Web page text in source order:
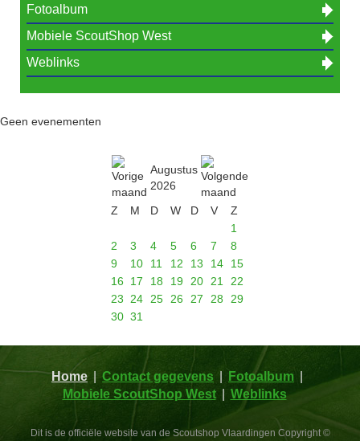
Fotoalbum
Mobiele ScoutShop West
Weblinks
Geen evenementen
Augustus
2026
Z
M D W D V
Z
1
2
3 4 5 6 7
8
9
10 11 12 13 14
15
16
17 18 19 20 21
22
23
24 25 26 27 28
29
30 31
Home Contact gegevens
Fotoalbum
Mobiele ScoutShop West
Weblinks
Dit is de officiële website van de Scoutshop Vlaardingen Copyright ©